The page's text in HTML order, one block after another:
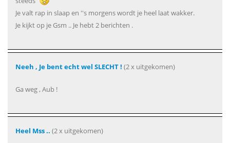
Je valt rap in slaap en ''s morgens wordt je heel laat wakker.
Je kijkt op je Gsm .. Je hebt 2 berichten .
Neeh , Je bent echt wel SLECHT ! (2 x uitgekomen)
Ga weg , Aub !
Heel Mss .. (2 x uitgekomen)